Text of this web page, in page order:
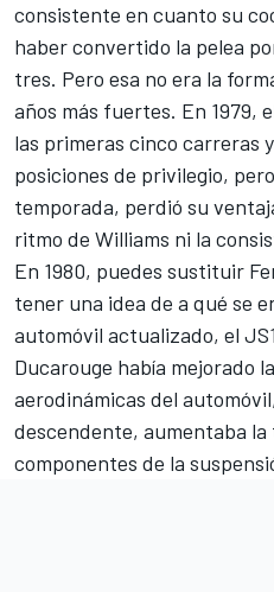
consistente en cuanto su
haber convertido la pelea
tres. Pero esa no era la
años más fuertes. En 1979,
las primeras cinco carreras
posiciones de privilegio,
temporada, perdió su
ritmo de Williams ni la
En 1980, puedes sustituir
tener una idea de a qué se
automóvil actualizado, el
Ducarouge había mejorado
aerodinámicas del
descendente, aumentaba la
componentes de la